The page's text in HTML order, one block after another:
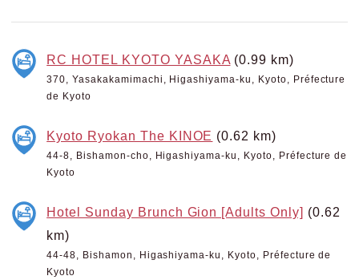
RC HOTEL KYOTO YASAKA (0.99 km)
370, Yasakakamimachi, Higashiyama-ku, Kyoto, Préfecture
de Kyoto
Kyoto Ryokan The KINOE (0.62 km)
44-8, Bishamon-cho, Higashiyama-ku, Kyoto, Préfecture de
Kyoto
Hotel Sunday Brunch Gion [Adults Only] (0.62
km)
44-48, Bishamon, Higashiyama-ku, Kyoto, Préfecture de
Kyoto